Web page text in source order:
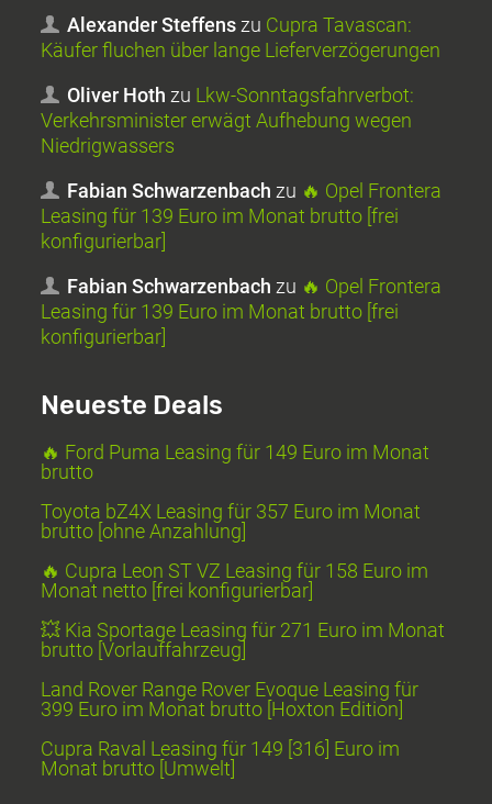
Alexander Steffens zu Cupra Tavascan:
Käufer fluchen über lange Lieferverzögerungen
Oliver Hoth zu Lkw-Sonntagsfahrverbot:
Verkehrsminister erwägt Aufhebung wegen
Niedrigwassers
Fabian Schwarzenbach zu 🔥 Opel Frontera
Leasing für 139 Euro im Monat brutto [frei
konfigurierbar]
Fabian Schwarzenbach zu 🔥 Opel Frontera
Leasing für 139 Euro im Monat brutto [frei
konfigurierbar]
Neueste Deals
🔥 Ford Puma Leasing für 149 Euro im Monat
brutto
Toyota bZ4X Leasing für 357 Euro im Monat
brutto [ohne Anzahlung]
🔥 Cupra Leon ST VZ Leasing für 158 Euro im
Monat netto [frei konfigurierbar]
💥 Kia Sportage Leasing für 271 Euro im Monat
brutto [Vorlauffahrzeug]
Land Rover Range Rover Evoque Leasing für
399 Euro im Monat brutto [Hoxton Edition]
Cupra Raval Leasing für 149 [316] Euro im
Monat brutto [Umwelt]